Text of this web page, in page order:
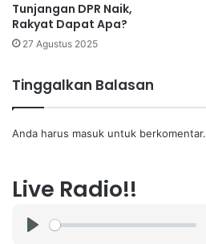
Tunjangan DPR Naik,
Rakyat Dapat Apa?
27 Agustus 2025
Tinggalkan Balasan
Anda harus masuk untuk berkomentar.
Live Radio!!